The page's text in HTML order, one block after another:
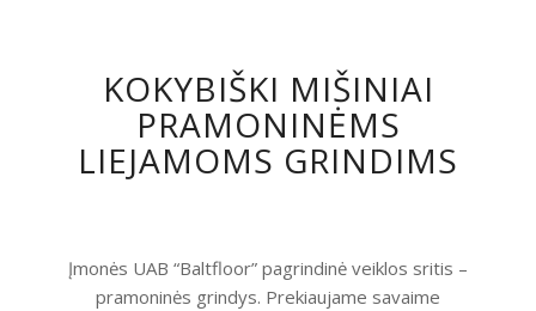
KOKYBIŠKI MIŠINIAI
PRAMONINĖMS
LIEJAMOMS GRINDIMS
Įmonės UAB “Baltfloor” pagrindinė veiklos sritis –
pramoninės grindys. Prekiaujame savaime